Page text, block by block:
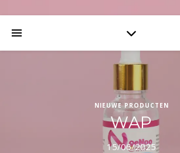
NIEUWE PRODUCTEN
WAP
15/06/2025